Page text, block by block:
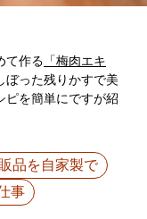
て作る 「梅肉エキ
ぼった残りかすで美
ピを簡単にですが紹
品を自家製で
事